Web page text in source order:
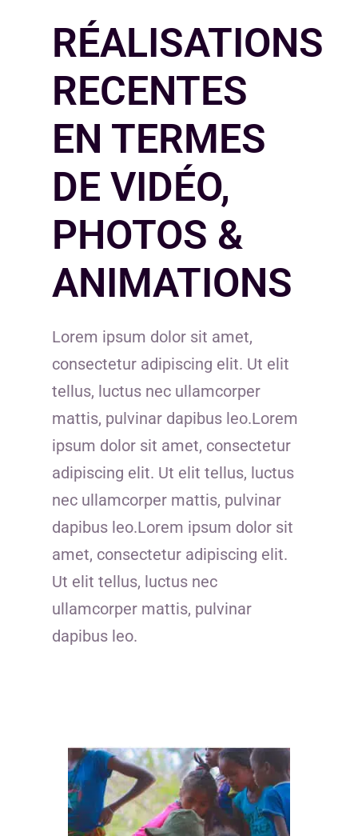
RÉALISATIONS
RECENTES
EN TERMES
DE VIDÉO,
PHOTOS &
ANIMATIONS
Lorem ipsum dolor sit amet,
consectetur adipiscing elit. Ut elit
tellus, luctus nec ullamcorper
mattis, pulvinar dapibus leo.Lorem
ipsum dolor sit amet, consectetur
adipiscing elit. Ut elit tellus, luctus
nec ullamcorper mattis, pulvinar
dapibus leo.Lorem ipsum dolor sit
amet, consectetur adipiscing elit.
Ut elit tellus, luctus nec
ullamcorper mattis, pulvinar
dapibus leo.